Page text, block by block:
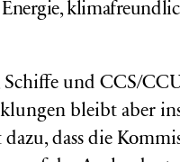
und CCS/
bleibt aber
dass die